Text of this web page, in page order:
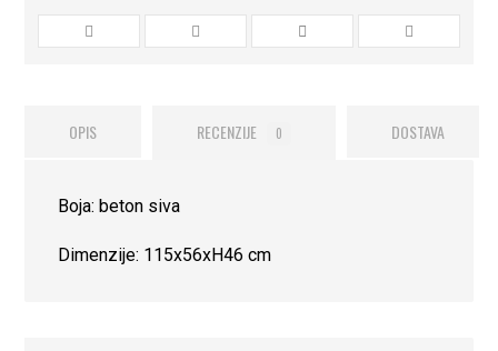
OPIS RECENZIJE 0 DOSTAVA
Boja: beton siva
Dimenzije: 115x56xH46 cm